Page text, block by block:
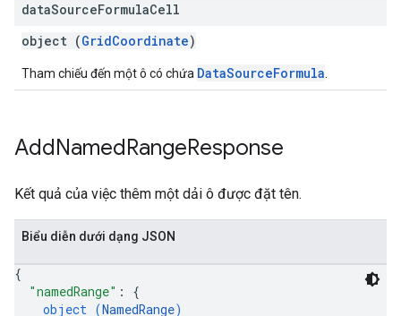
dataSourceFormulaCell
object (GridCoordinate)
Tham chiếu đến một ô có chứa DataSourceFormula
AddNamedRangeResponse
Kết quả của việc thêm một dải ô được đặt tên.
Biểu diễn dưới dạng JSON
{
"namedRange" : {
object (NamedRange)